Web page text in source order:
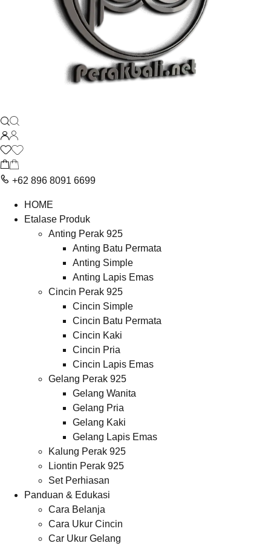
+62 896 8091 6699
HOME
Etalase Produk
Anting Perak 925
Anting Batu Permata
Anting Simple
Anting Lapis Emas
Cincin Perak 925
Cincin Simple
Cincin Batu Permata
Cincin Kaki
Cincin Pria
Cincin Lapis Emas
Gelang Perak 925
Gelang Wanita
Gelang Pria
Gelang Kaki
Gelang Lapis Emas
Kalung Perak 925
Liontin Perak 925
Set Perhiasan
Panduan & Edukasi
Cara Belanja
Cara Ukur Cincin
Car Ukur Gelang